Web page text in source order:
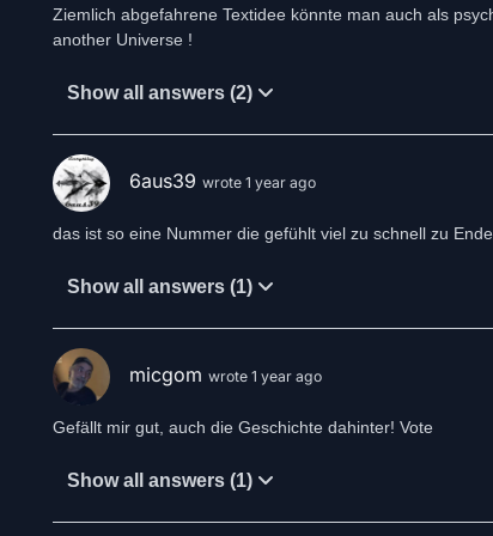
Ziemlich abgefahrene Textidee könnte man auch als
another Universe !
Show all answers (2)
6aus39 wrote 1 year ago
das ist so eine Nummer die gefühlt viel zu schnell zu
Show all answers (1)
micgom wrote 1 year ago
Gefällt mir gut, auch die Geschichte dahinter! Vote
Show all answers (1)